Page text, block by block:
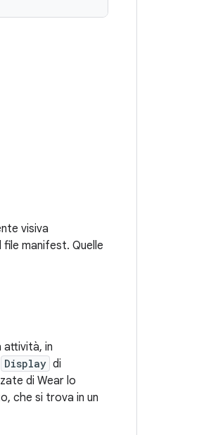
visiva
file manifest. Quelle
in
Display di
di Wear lo
che si trova in un